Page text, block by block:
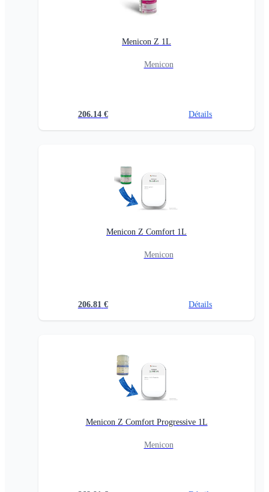
Menicon Z 1L
Menicon
206.14 € Détails
Menicon Z Comfort 1L
Menicon
206.81 € Détails
Menicon Z Comfort Progressive 1L
Menicon